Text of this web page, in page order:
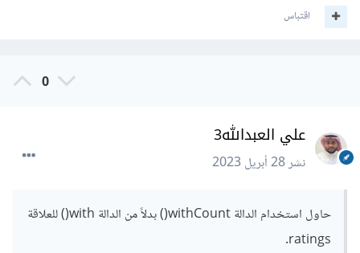
اقتباس
0
علي العبدالله3
نشر28 أبريل 2023
حاول استخدام الدالة withCount() بدلاً من الدالة with() للعلاقة
ratings.